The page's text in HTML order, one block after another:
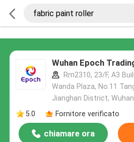
Wuhan Epoch
Rm2310, 23/F, A3
Wanda Plaza, No.11
Jianghan District,
5.0
Fornitore verificato
chiamare ora